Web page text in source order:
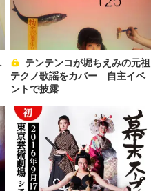
テクノ歌謡をカバー 自主イベ
ントで披露